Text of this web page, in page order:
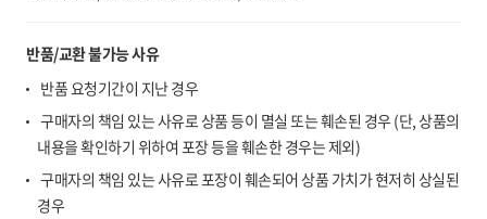
반품/교환 불가능 사유
반품 요청기간이 지난 경우
구매자의 책임 있는 사유로 상품 등이 멸실 또는 훼손된 경우 (단, 상품의
내용을 확인하기 위하여 포장 등을 훼손한 경우는 제외)
구매자의 책임 있는 사유로 포장이 훼손되어 상품 가치가 현저히 상실된
경우